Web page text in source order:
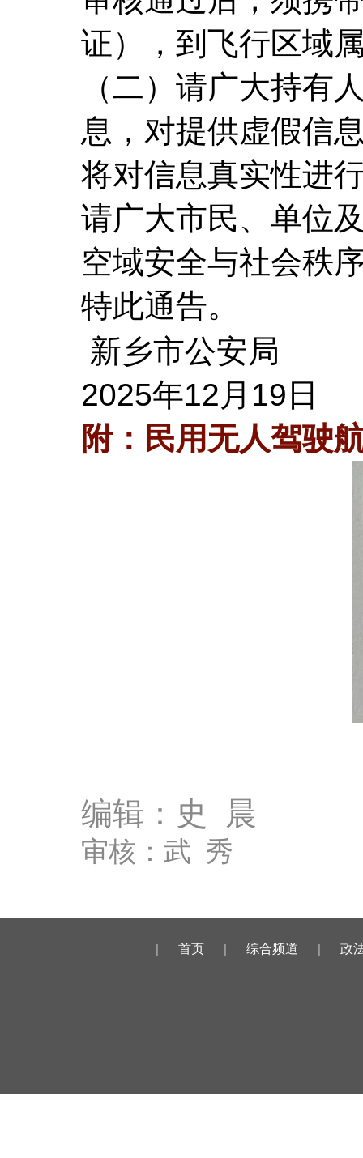
证），到飞行区域
（二）请广大持有
息，对提供虚假信
将对信息真实性进
请广大市民、单位
空域安全与社会秩
特此通告。
新乡市公安局
2025年12月19日
附： 民用无人驾驶
编辑：史 晨
审核：武 秀
| 首页 | 综合频道 | 政